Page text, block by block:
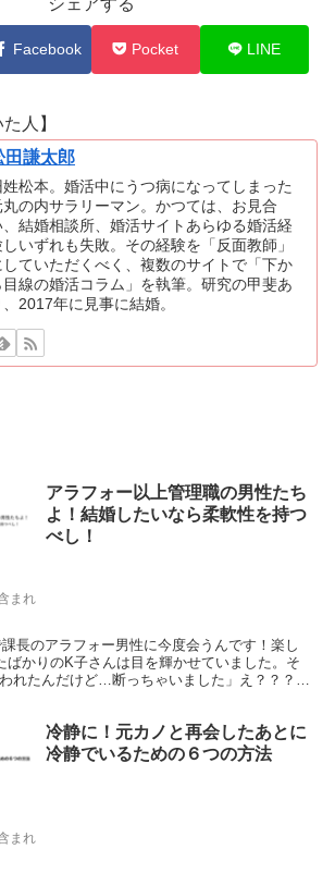
シェアする
Facebook Pocket LINE
人】
田謙太郎
姓松本。婚活中にうつ病になってしまった
丸の内サラリーマン。かつては、お見合
、結婚相談所、婚活サイトあらゆる婚活経
しいずれも失敗。その経験を「反面教師」
していただくべく、複数のサイトで「下か
目線の婚活コラム」を執筆。研究の甲斐あ
、2017年に見事に結婚。
まれ
アラフォー以上管理職の男性たち
よ！結婚したいなら柔軟性を持つ
べし！
課長のアラフォー男性に今度会うんです！楽し
ばかりのK子さんは目を輝かせていました。そ
れたんだけど…断っちゃいました」え？？？わ
まれ
冷静に！元カノと再会したあとに
冷静でいるための６つの方法